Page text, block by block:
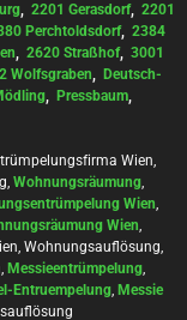
, 2201 Gerasdorf, 2201
Perchtoldsdorf, 2384
, 2620 Straßhof, 3001
Wolfsgraben, Deutsch-
, Pressbaum,
Wien,
Wohnungsräumung,
Wien,
Wien,
Wohnungsauflösung,
Messieentrümpelung,
Entruempelung, Messie